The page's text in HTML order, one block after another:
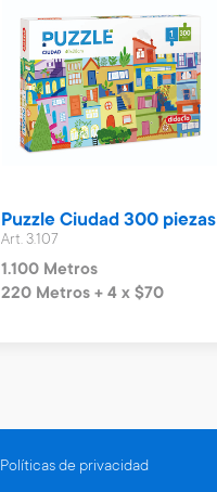
Puzzle Ciudad 300 piezas
Art. 3.107
1.100 Metros
220 Metros + 4 x $70
Políticas de privacidad